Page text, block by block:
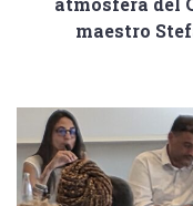
maestro